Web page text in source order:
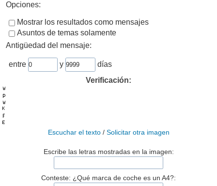
Opciones:
Mostrar los resultados como mensajes
Asuntos de temas solamente
Antigüedad del mensaje:
entre y
días
Verificación:
Escuchar el texto/ Solicitar otra imagen
Escribe las letras mostradas en la imagen:
Conteste: ¿Qué marca de coche es un A4?: